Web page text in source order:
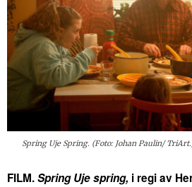
Spring Uje Spring. (Foto: Johan Paulin/
FILM.Spring Uje spring, i regi av